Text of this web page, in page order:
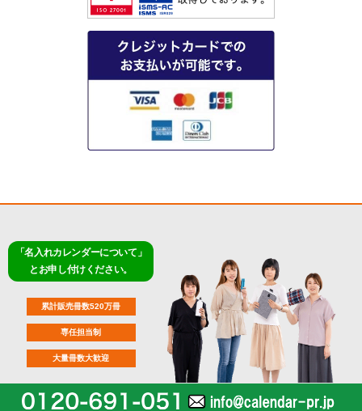
「名入れカレンダーについて」
とお申し付けください。
累計販売冊数520万冊
専任担当制
大量冊数大歓迎